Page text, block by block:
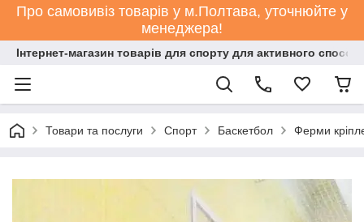
Про самовивіз товарів у м.Полтава, уточнюйте у
менеджера!
Інтернет-магазин товарів для спорту для активного
Товари та послуги Спорт Баскетбол Ферми